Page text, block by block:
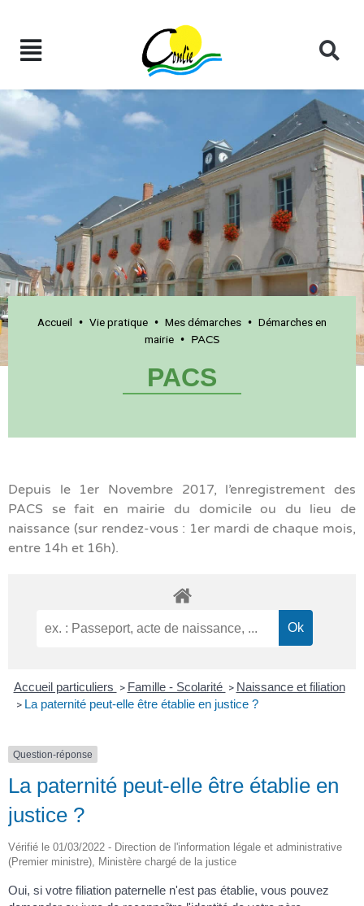
Accueil • Vie pratique • Mes démarches • Démarches en
mairie • PACS
PACS
Depuis le 1er Novembre 2017, l’enregistrement des
PACS se fait en mairie du domicile ou du lieu de
naissance (sur rendez-vous : 1er mardi de chaque mois,
entre 14h et 16h).
Accueil particuliers > Famille - Scolarité > Naissance et filiation
> La paternité peut-elle être établie en justice ?
Question-réponse
La paternité peut-elle être établie en
justice ?
Vérifié le 01/03/2022 - Direction de l'information légale et administrative
(Premier ministre), Ministère chargé de la justice
Oui, si votre filiation paternelle n'est pas établie, vous pouvez